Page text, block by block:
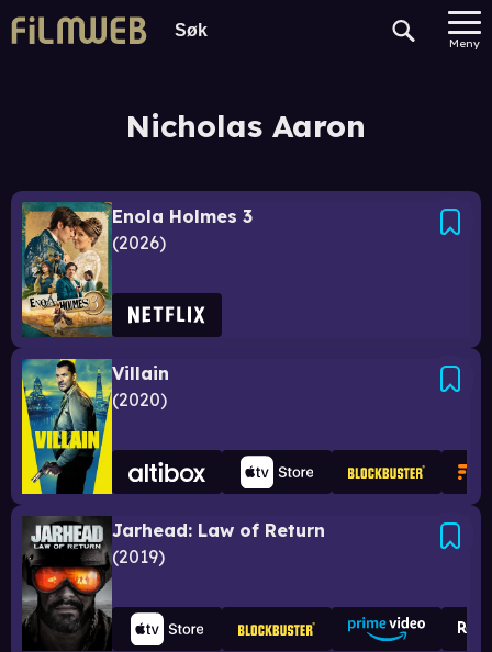
Meny
Nicholas Aaron
Enola Holmes 3
2026
Villain
2020
Jarhead: Law of Return
2019